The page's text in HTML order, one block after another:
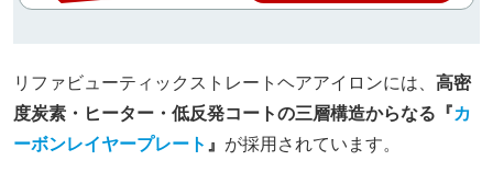
リファビューティックストレートヘアアイロンには、 高密
度炭素・ヒーター・低反発コートの三層構造からなる『カ
ーボンレイヤープレート 』 が採用されています。